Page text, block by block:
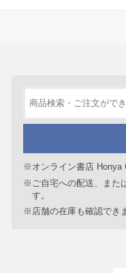
※オンライン書店 Honya
※ご自宅への配送、また
す。
※店舗の在庫も確認でき